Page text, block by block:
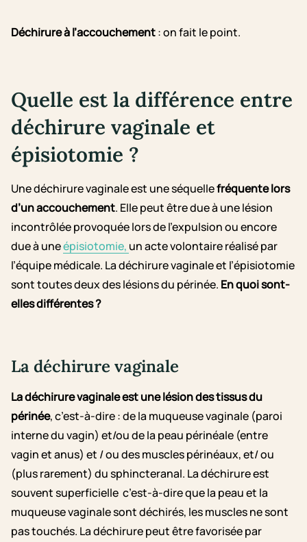
Déchirure à l’accouchement: on fait le point.
Quelle est la différence entre
déchirure vaginale et
épisiotomie ?
Une déchirure vaginale est une séquellefréquente lors
d’un accouchement. Elle peut être due à une lésion
incontrôlée provoquée lors de l’expulsion ou encore
due à uneépisiotomie, un acte volontaire réalisé par
l’équipe médicale. La déchirure vaginale et l’épisiotomie
sont toutes deux des lésions du périnée. En quoi sont-
elles différentes ?
La déchirure vaginale
La déchirure vaginale est une lésion des tissus du
périnée, c’est-à-dire : de la muqueuse vaginale (paroi
interne du vagin) et/ou de la peau périnéale (entre
vagin et anus) et / ou des muscles périnéaux, et/ ou
(plus rarement) du sphincteranal. La déchirure est
souvent superficielle c’est-à-dire que la peau et la
muqueuse vaginale sont déchirés, les muscles ne sont
pas touchés. La déchirure peut être favorisée par